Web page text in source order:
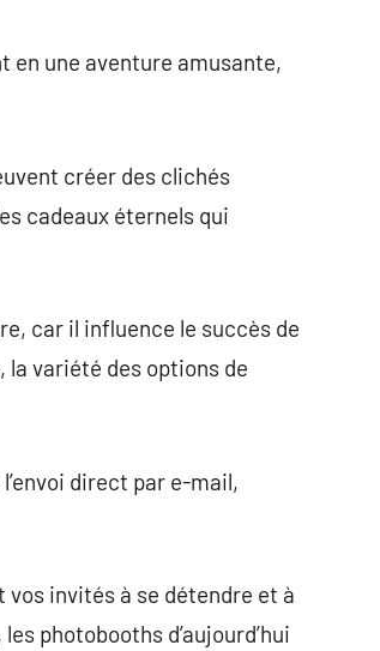
en une aventure amusante,
créer des clichés
cadeaux éternels qui
car il influence le succès de
variété des options de
direct par e-mail,
invités à se détendre et à
photobooths d’aujourd’hui